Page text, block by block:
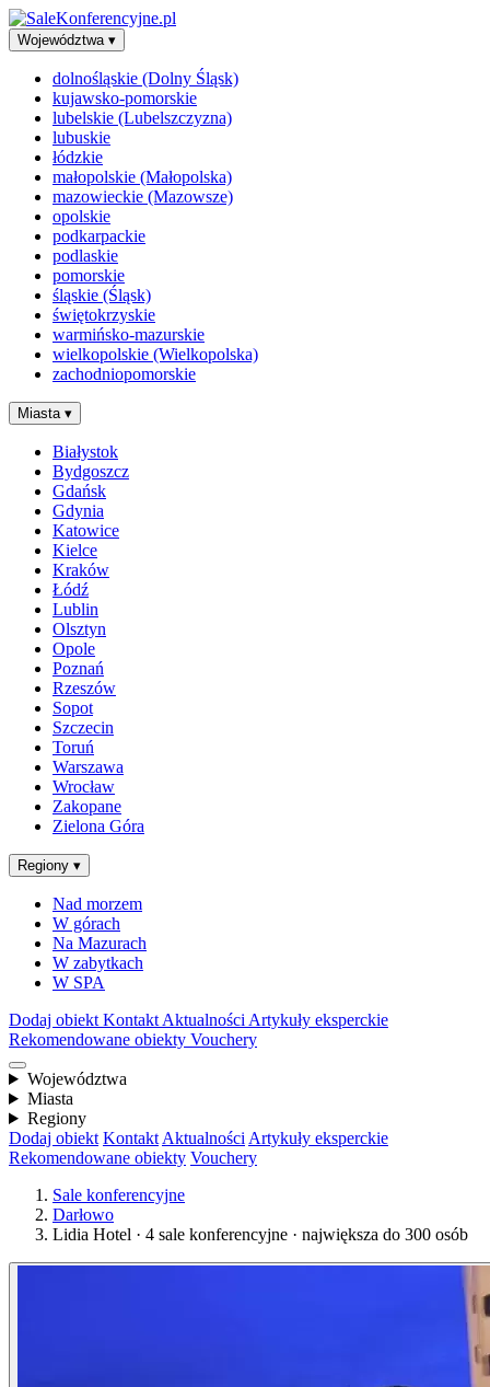
Województwa ▾
dolnośląskie (Dolny Śląsk)
kujawsko-pomorskie
lubelskie (Lubelszczyzna)
lubuskie
łódzkie
małopolskie (Małopolska)
mazowieckie (Mazowsze)
opolskie
podkarpackie
podlaskie
pomorskie
śląskie (Śląsk)
świętokrzyskie
warmińsko-mazurskie
wielkopolskie (Wielkopolska)
zachodniopomorskie
Miasta ▾
Białystok
Bydgoszcz
Gdańsk
Gdynia
Katowice
Kielce
Kraków
Łódź
Lublin
Olsztyn
Opole
Poznań
Rzeszów
Sopot
Szczecin
Toruń
Warszawa
Wrocław
Zakopane
Zielona Góra
Regiony ▾
Nad morzem
W górach
Na Mazurach
W zabytkach
W SPA
Dodaj obiekt Kontakt Aktualności Artykuły eksperckie
Rekomendowane obiekty Vouchery
Województwa
Miasta
Regiony
Dodaj obiekt Kontakt Aktualności Artykuły eksperckie
Rekomendowane obiekty Vouchery
Sale konferencyjne
Darłowo
Lidia Hotel · 4 sale konferencyjne · największa do 300 osób